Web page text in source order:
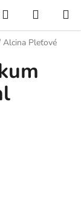
Hledat
KOŠÍK
Alcina Pleťové